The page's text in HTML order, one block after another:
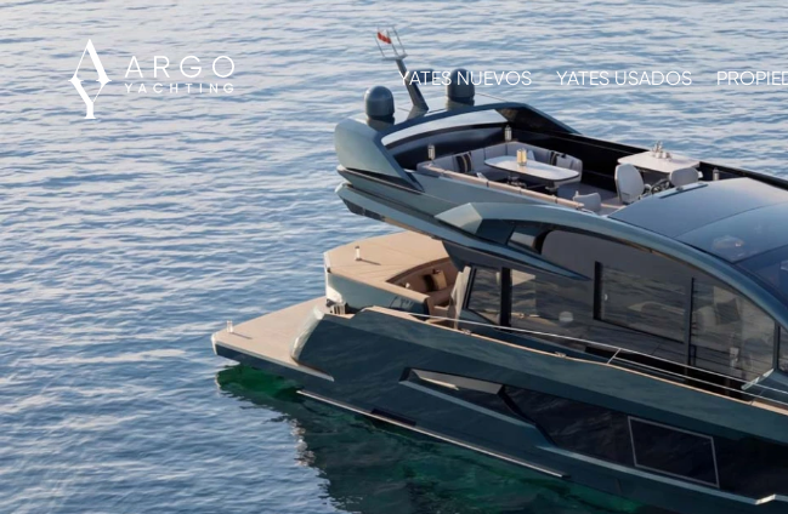
YATES NUEVOS YATES USADOS